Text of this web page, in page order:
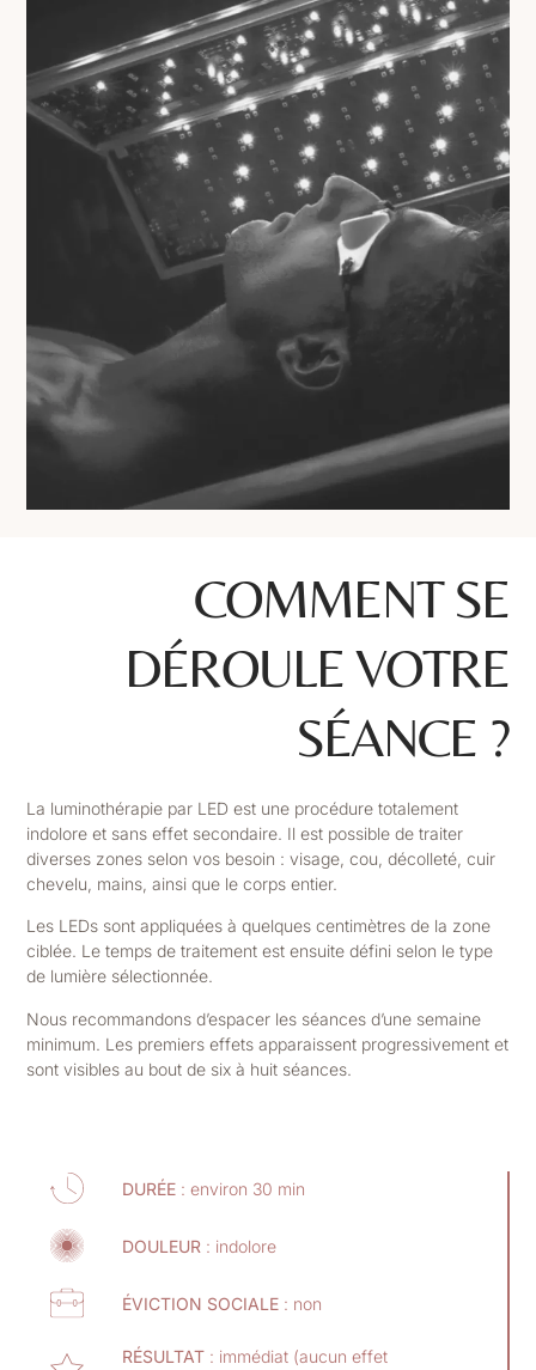
DURÉE : environ 30 min
DOULEUR : indolore
ÉVICTION SOCIALE : non
RÉSULTAT : immédiat (aucun effet
COMMENT SE
DÉROULE VOTRE
SÉANCE ?
La luminothérapie par LED est une procédure totalement
indolore et sans effet secondaire. Il est possible de traiter
diverses zones selon vos besoin : visage, cou, décolleté, cuir
chevelu, mains, ainsi que le corps entier.
Les LEDs sont appliquées à quelques centimètres de la zone
ciblée. Le temps de traitement est ensuite défini selon le type
de lumière sélectionnée.
Nous recommandons d’espacer les séances d’une semaine
minimum. Les premiers effets apparaissent progressivement et
sont visibles au bout de six à huit séances.